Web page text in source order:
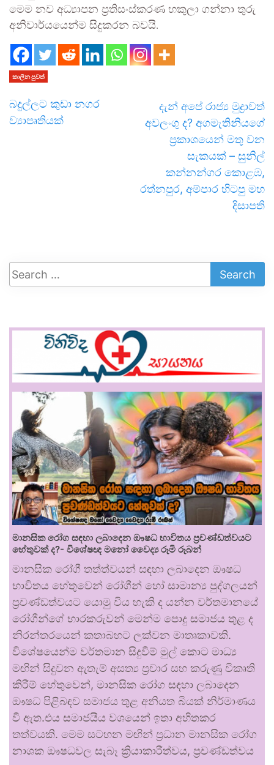
මෙම නව අධ්‍යාපන ප්‍රතිසංස්කරණ හකුලා ගන්නා තුරු
අනිවාර්යයෙන්ම සිදුකරන බවයි.
කාලීන පුවත්
බදුල්ලට කුඩා නගර
ව්‍යාපෘතියක්
දැන් අපේ රාජ්‍ය මුද්‍රාවත්
අවලංගු ද? අගමැතිනියගේ
ප්‍රකාශයෙන් මතු වන
සැකයක් – සුනිල්
කන්නන්ගර කොළඹ,
රත්නපුර, අම්පාර හිටපු මහ
දිසාපති
මානසික රෝග සඳහා ලබාදෙන ඖෂධ භාවිතය ප්‍රචණ්ඩත්වයට
හේතුවක් ද?- විශේෂඥ මනෝ වෛද්‍ය රූමි රූබන්
මානසික රෝගී තත්ත්වයන් සඳහා ලබාදෙන ඖෂධ
භාවිතය හේතුවෙන් රෝගීන් හෝ සාමාන්‍ය පුද්ගලයන්
ප්‍රචණ්ඩත්වයට යොමු විය හැකි ද යන්න වර්තමානයේ
රෝගීන්ගේ භාරකරුවන් මෙන්ම පොදු සමාජය තුළ ද
නිරන්තරයෙන් කතාබහට ලක්වන මාතෘකාවකි.
විශේෂයෙන්ම වර්තමාන සිදුවීම් මුල් කොට මාධ්‍ය
මඟින් සිදුවන ඇතැම් අසත්‍ය ප්‍රචාර සහ කරුණු විකෘති
කිරීම් හේතුවෙන්, මානසික රෝග සඳහා ලබාදෙන
ඖෂධ පිළිබඳව සමාජය තුළ අනියත බියක් නිර්මාණය
වී ඇත.එය සමාජයීය වශයෙන් ඉතා අහිතකර
තත්වයකි. මෙම සටහන මඟින් ප්‍රධාන මානසික රෝග
නාශක ඖෂධවල සැබෑ ක්‍රියාකාරීත්වය, ප්‍රචණ්ඩත්වය